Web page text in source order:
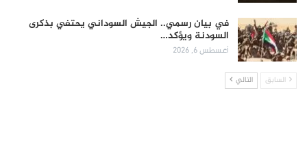
في بيان رسمي.. الجيش السوداني يحتفي بذكرى
السودنة ويؤكد…
أغسطس 6, 2026
السابق التالي